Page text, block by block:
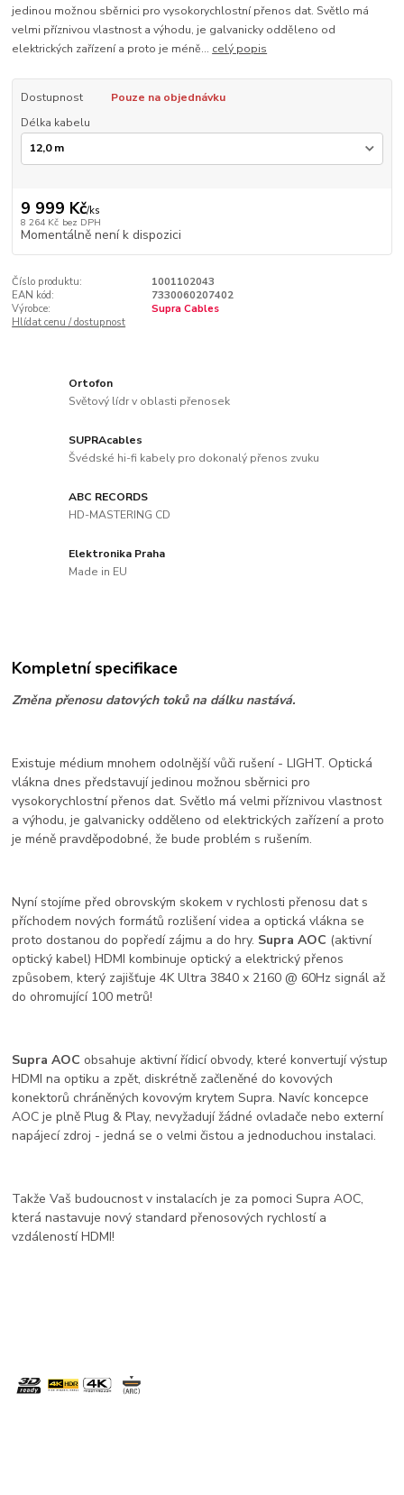
jedinou možnou sběrnici pro vysokorychlostní přenos dat. Světlo má
velmi příznivou vlastnost a výhodu, je galvanicky odděleno od
elektrických zařízení a proto je méně... celý popis
Dostupnost
Pouze na objednávku
Délka kabelu
9 999 Kč/ks
8 264 Kč bez DPH
Momentálně není k dispozici
Číslo produktu:
1001102043
EAN kód:
7330060207402
Výrobce:
Supra Cables
Hlídat cenu / dostupnost
Ortofon
Světový lídr v oblasti přenosek
SUPRAcables
Švédské hi-fi kabely pro dokonalý přenos zvuku
ABC RECORDS
HD-MASTERING CD
Elektronika Praha
Made in EU
Kompletní specifikace
Změna přenosu datových toků na dálku nastává.
Existuje médium mnohem odolnější vůči rušení - LIGHT. Optická
vlákna dnes představují jedinou možnou sběrnici pro
vysokorychlostní přenos dat. Světlo má velmi příznivou vlastnost
a výhodu, je galvanicky odděleno od elektrických zařízení a proto
je méně pravděpodobné, že bude problém s rušením.
Nyní stojíme před obrovským skokem v rychlosti přenosu dat s
příchodem nových formátů rozlišení videa a optická vlákna se
proto dostanou do popředí zájmu a do hry. Supra AOC (aktivní
optický kabel) HDMI kombinuje optický a elektrický přenos
způsobem, který zajišťuje 4K Ultra 3840 x 2160 @ 60Hz signál až
do ohromující 100 metrů!
Supra AOC obsahuje aktivní řídicí obvody, které konvertují výstup
HDMI na optiku a zpět, diskrétně začleněné do kovových
konektorů chráněných kovovým krytem Supra. Navíc koncepce
AOC je plně Plug & Play, nevyžadují žádné ovladače nebo externí
napájecí zdroj - jedná se o velmi čistou a jednoduchou instalaci.
Takže Vaš budoucnost v instalacích je za pomoci Supra AOC,
která nastavuje nový standard přenosových rychlostí a
vzdáleností HDMI!